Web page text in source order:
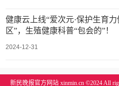
健康云上线“爱次元·保护生育力
区”，生殖健康科普“包会的”！
2024-12-31
新民晚报官方网站 xinmin.cn ©2024 All